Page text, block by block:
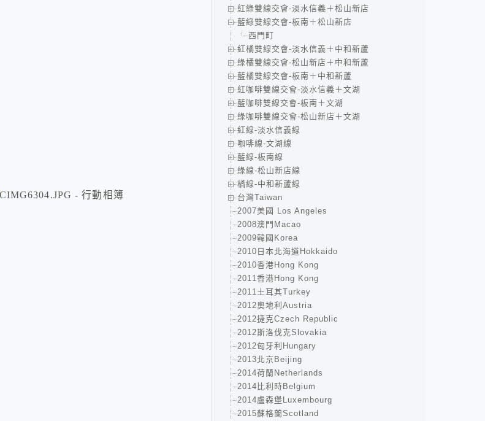
紅綠雙線交會-淡水信義＋松山新店
藍綠雙線交會-板南＋松山新店
西門町
紅橘雙線交會-淡水信義＋中和新蘆
綠橘雙線交會-松山新店＋中和新蘆
藍橘雙線交會-板南＋中和新蘆
紅咖啡雙線交會-淡水信義＋文湖
藍咖啡雙線交會-板南＋文湖
綠咖啡雙線交會-松山新店＋文湖
紅線-淡水信義線
咖啡線-文湖線
藍線-板南線
綠線-松山新店線
橘線-中和新蘆線
台灣Taiwan
2007美國 Los Angeles
2008澳門Macao
2009韓國Korea
2010日本北海道Hokkaido
2010香港Hong Kong
2011香港Hong Kong
2011土耳其Turkey
2012奧地利Austria
2012捷克Czech Republic
2012斯洛伐克Slovakia
2012匈牙利Hungary
2013北京Beijing
2014荷蘭Netherlands
2014比利時Belgium
2014盧森堡Luxembourg
2015蘇格蘭Scotland